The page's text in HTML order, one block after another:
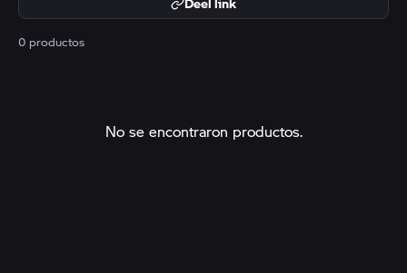
0 productos
No se encontraron productos.